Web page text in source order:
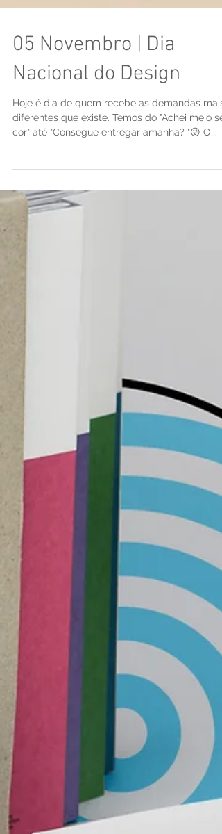
05 Novembro | Dia
Nacional do Design
Hoje é dia de quem recebe as demandas mais